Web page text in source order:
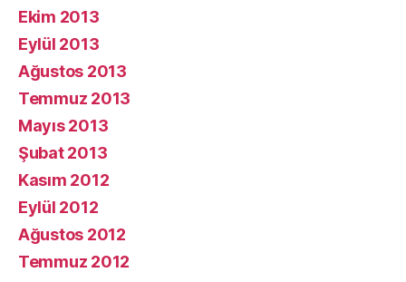
Ekim 2013
Eylül 2013
Ağustos 2013
Temmuz 2013
Mayıs 2013
Şubat 2013
Kasım 2012
Eylül 2012
Ağustos 2012
Temmuz 2012